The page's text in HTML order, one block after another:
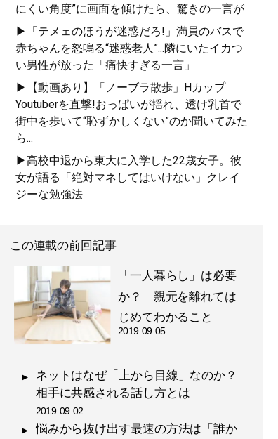
にくい角度”に画面を傾けたら、驚きの一言が
▶「テメェのほうが迷惑だろ!」満員のバスで
赤ちゃんを怒鳴る“迷惑老人”...隣にいたイカつ
い男性が放った「痛快すぎる一言」
▶【動画あり】「ノーブラ散歩」Hカップ
Youtuberを直撃!おっぱいが揺れ、透け乳首で
街中を歩いて“恥ずかしくない”のか聞いてみた
ら...
▶高校中退から東大に入学した22歳女子。彼
女が語る「絶対マネしてはいけない」クレイ
ジーな勉強法
この連載の前回記事
「一人暮らし」は必要
か？ 親元を離れては
じめてわかること
2019.09.05
ネットはなぜ「上から目線」なのか？
相手に共感される話し方とは
2019.09.02
悩みから抜け出す最速の方法は「誰か